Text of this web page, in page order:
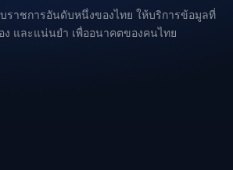
ราชการอันดับหนึ่งของไทย ให้บริการข้อมูลที่
ง และแน่นยำ เพื่ออนาคตของคนไทย